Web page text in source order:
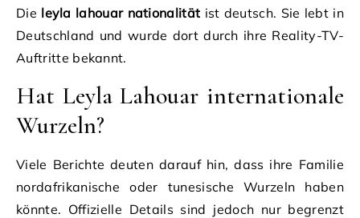
Die leyla lahouar nationalität ist deutsch. Sie lebt in
Deutschland und wurde dort durch ihre Reality-TV-
Auftritte bekannt.
Hat Leyla Lahouar internationale
Wurzeln?
Viele Berichte deuten darauf hin, dass ihre Familie
nordafrikanische oder tunesische Wurzeln haben
könnte. Offizielle Details sind jedoch nur begrenzt